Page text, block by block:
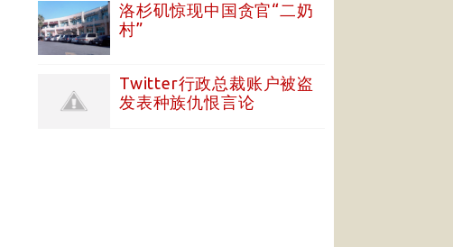
洛杉矶惊现中国贪官“二奶
村”
Twitter行政总裁账户被盗
发表种族仇恨言论